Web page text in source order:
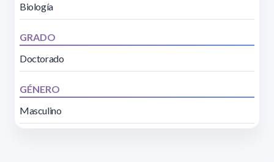
Biología
GRADO
Doctorado
GÉNERO
Masculino